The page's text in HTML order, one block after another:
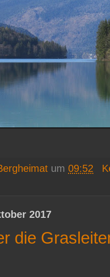
um 09:52
2017
die